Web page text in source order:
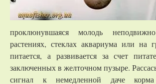
проклюнувшаяся молодь
растениях, стеклах аквариума или на
питается, а развивается за счет
заключенных в желточном пузыре.
сигнал к немедленной даче